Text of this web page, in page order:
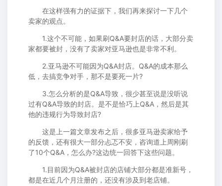
在这样强有力的证据下，我们再来探讨一下几个
卖家的观点。
1.这个不可能，如果刷Q&A要封店的话，大部分卖
家都要被封，没有了卖家对亚马逊也是非常不利。
2.亚马逊不可能因为Q&A封店。Q&A的成本那么
低，去搞竞争对手，那不是要死一片?
3.怎么分析的是Q&A导致，很少甚至说是没听说
过有Q&A导致的封店。是不是恰巧上Q&A，然后是其
他的违规行为导致封店?
这是上一篇文章发布之后，很多亚马逊卖家给予
的反馈，还有很大一部分忐忑不安，咨询道上周刚刷
了10个Q&A，怎么办?这边统一回答下这些问题。
1.目前因为Q&A被封店的店铺大部分都是准新号，
都是在近几个月注册的，还没有涉及到老店铺。